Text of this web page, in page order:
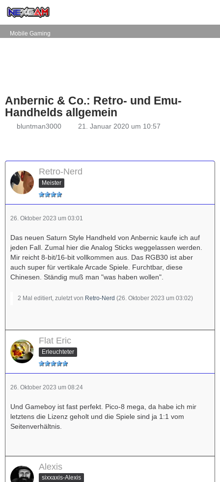
Mobile Gaming
Anbernic & Co.: Retro- und Emu-
Handhelds allgemein
bluntman3000 21. Januar 2020 um 10:57
Retro-Nerd
Meister
26. Oktober 2023 um 03:01
Das neuen Saturn Style Handheld von Anbernic kaufe ich auf
jeden Fall. Zumal hier die Analog Sticks weggelassen werden.
Mir reicht 8-bit/16-bit vollkommen aus. Das RGB30 ist aber
auch super für vertikale Arcade Spiele. Furchtbar, diese
Chinesen. Ständig muß man "was haben wollen".
2 Mal editiert, zuletzt von Retro-Nerd (26. Oktober 2023 um 03:02)
Flat Eric
Erleuchteter
26. Oktober 2023 um 08:24
Und Gameboy ist fast perfekt. Pico-8 mega, da habe ich mir
letztens die Lizenz geholt und die Spiele sind ja 1:1 vom
Seitenverhältnis.
Alexis
sixxaxis-Alexis